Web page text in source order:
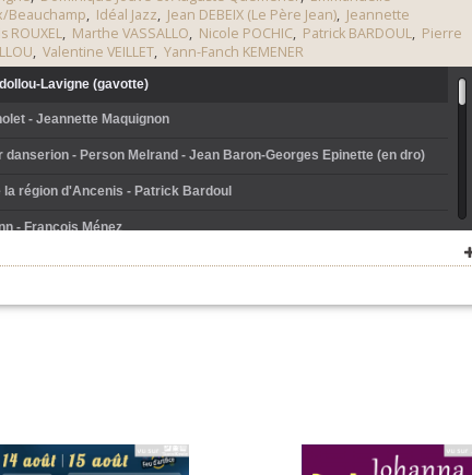
Beauchamp, Idéal Jazz, Jean DEBEIX (Le Père Jean), Jeannette
ROUXEL, Marthe VASSALLO, Nicole POCHIC, Patrick BARDOUL, Pierre
, Valentine VEILLET, Yann-Fanch KEMENER
Lavigne (gavotte)
- Jeannette Maquignon
danserion - Person Melrand - Jean Baron-Georges Epinette (en dro)
la région d'Ancenis - Patrick Bardoul
- François Ménez
travers - Jean Debeix
- Valentine Veillet